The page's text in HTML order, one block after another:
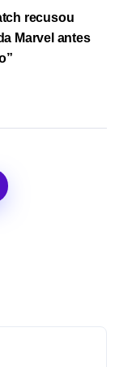
recusou
Marvel antes